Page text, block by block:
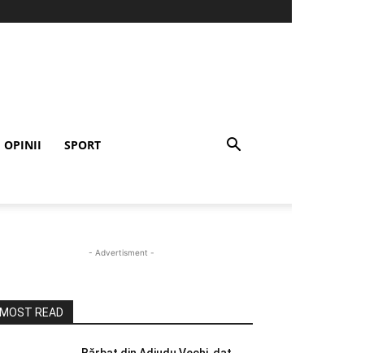
OPINII SPORT
- Advertisment -
MOST READ